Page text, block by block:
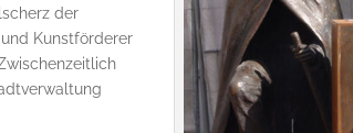
der
Kunstförderer